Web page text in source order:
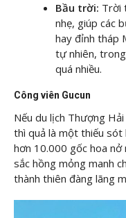
Bầu trời: Trời
nhẹ, giúp các
hay đỉnh tháp
tự nhiên,
quá nhiều.
Công viên Gucun
Nếu du lịch Thượng
thì quả là một thiếu sót
hơn 10.000 gốc hoa
sắc hồng mỏng manh
thành thiên đàng lãng